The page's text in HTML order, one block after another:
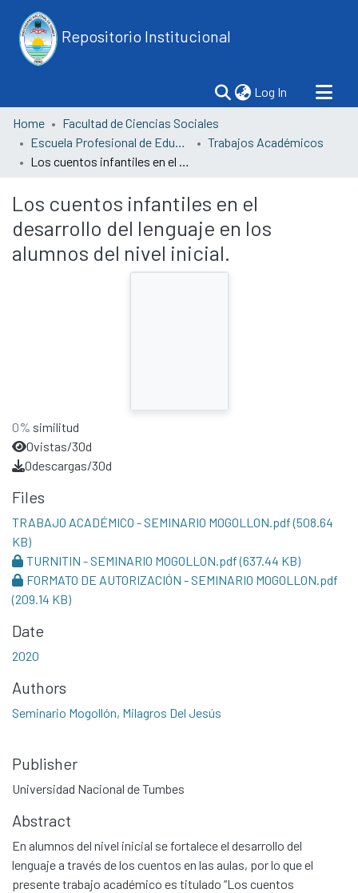
Repositorio Institucional
Log In (current)
Home
Facultad de Ciencias Sociales
Escuela Profesional de Educación
Trabajos Académicos
Los cuentos infantiles en el desarrollo del lenguaje en los alumnos del nivel inicial.
Los cuentos infantiles en el
desarrollo del lenguaje en los
alumnos del nivel inicial.
0% similitud
0vistas/30d
0descargas/30d
Files
TRABAJO ACADÉMICO - SEMINARIO MOGOLLON.pdf(508.64
KB)
TURNITIN - SEMINARIO MOGOLLON.pdf(637.44 KB)
FORMATO DE AUTORIZACIÓN - SEMINARIO MOGOLLON.pdf
(209.14 KB)
Date
2020
Authors
Seminario Mogollón, Milagros Del Jesús
Publisher
Universidad Nacional de Tumbes
Abstract
En alumnos del nivel inicial se fortalece el desarrollo del
lenguaje a través de los cuentos en las aulas, por lo que el
presente trabajo académico es titulado “Los cuentos